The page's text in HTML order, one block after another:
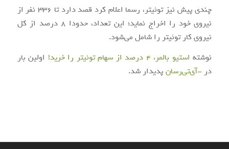
چندی پیش نیز توئیتر، رسما اعلام کرد قصد دارد تا 336 نفر از
نیروی خود را اخراج نماید؛ این تعداد، حدودا 8 درصد از کل
نیروی کار توئیتر را شامل می‌شود.
نوشته استیو بالمر، 4 درصد از سهام توئیتر را خرید!
اولین بار
در -آی‌تی‌رسانپدیدار شد.